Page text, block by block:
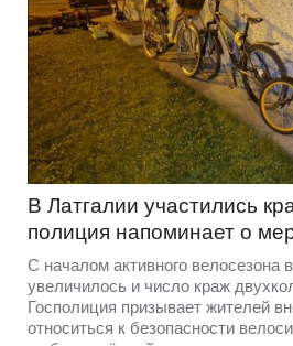
В Латгалии участились
полиция напоминает о
С началом активного велосезона
увеличилось и число краж
Госполиция призывает жителей
относиться к безопасности